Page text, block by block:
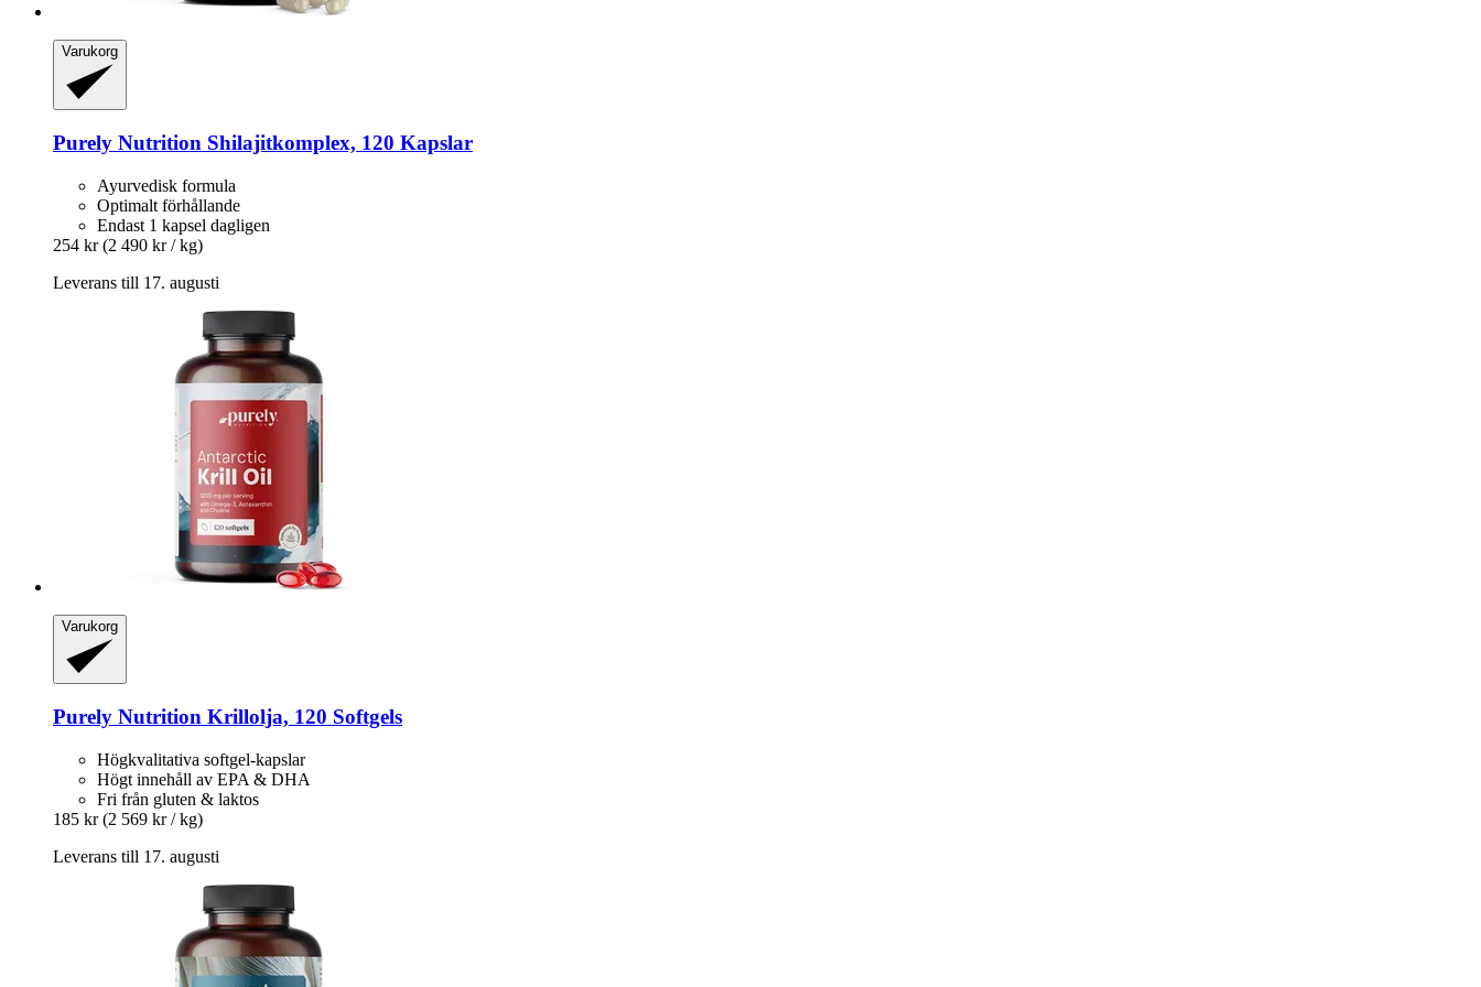
Varukorg
Purely Nutrition Shilajitkomplex, 120 Kapslar
Ayurvedisk formula
Optimalt förhållande
Endast 1 kapsel dagligen
254 kr (2 490 kr / kg)
Leverans till 17. augusti
Varukorg
Purely Nutrition Krillolja, 120 Softgels
Högkvalitativa softgel-kapslar
Högt innehåll av EPA & DHA
Fri från gluten & laktos
185 kr (2 569 kr / kg)
Leverans till 17. augusti